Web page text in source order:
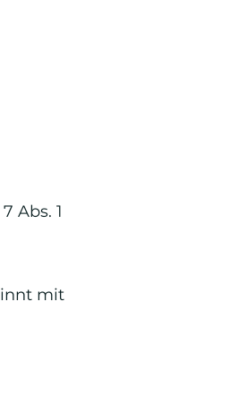
Abs. 1
mit